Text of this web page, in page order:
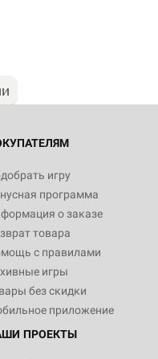
игру
программа
о заказе
товара
с правилами
игры
без скидки
приложение
ПРОЕКТЫ